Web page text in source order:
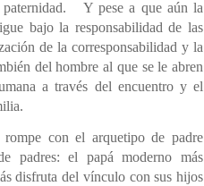
Y pese a que aún la
bajo la responsabilidad de las
de la corresponsabilidad y la
del hombre al que se le abren
a través del encuentro y el
con el arquetipo de padre
padres: el papá moderno más
disfruta del vínculo con sus hijos